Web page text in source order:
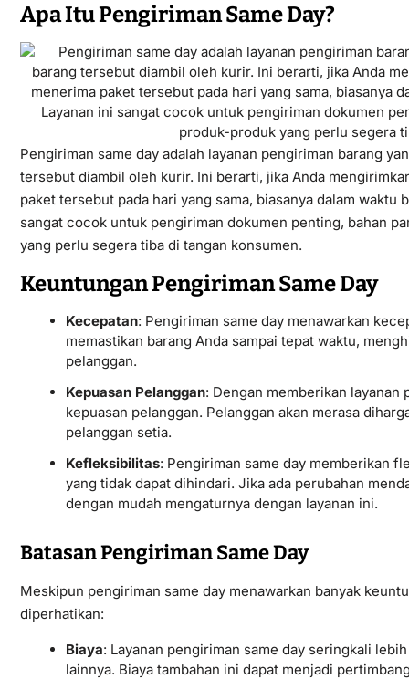
Apa Itu Pengiriman Same Day?
Pengiriman same day adalah layanan pengiriman barang
tersebut diambil oleh kurir. Ini berarti, jika Anda
paket tersebut pada hari yang sama, biasanya dalam waktu
sangat cocok untuk pengiriman dokumen penting, bahan
yang perlu segera tiba di tangan konsumen.
Keuntungan Pengiriman Same Day
Kecepatan: Pengiriman same day menawarkan
memastikan barang Anda sampai tepat waktu,
pelanggan.
Kepuasan Pelanggan: Dengan memberikan layanan
kepuasan pelanggan. Pelanggan akan merasa
pelanggan setia.
Kefleksibilitas: Pengiriman same day memberikan
yang tidak dapat dihindari. Jika ada perubahan
dengan mudah mengaturnya dengan layanan ini.
Batasan Pengiriman Same Day
Meskipun pengiriman same day menawarkan banyak
diperhatikan:
Biaya: Layanan pengiriman same day seringkali
lainnya. Biaya tambahan ini dapat menjadi